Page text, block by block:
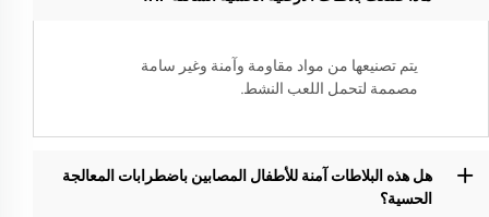
يتم تصنيعها من مواد مقاومة وآمنة وغير سامة
مصممة لتحمل اللعب النشط.
هل هذه البلاطات آمنة للأطفال المصابين باضطرابات المعالجة
الحسية؟